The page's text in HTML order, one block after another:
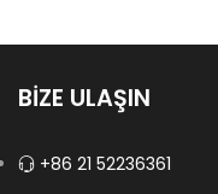
BİZE ULAŞIN
+86 21 52236361